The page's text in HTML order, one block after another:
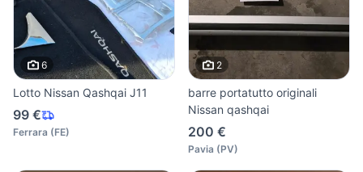
6
Lotto Nissan Qashqai J11
99 €
Ferrara (FE)
2
barre portatutto originali
Nissan qashqai
200 €
Pavia (PV)